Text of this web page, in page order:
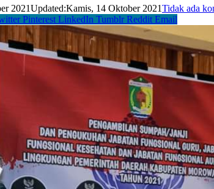
2021Updated:Kamis, 14 Oktober 2021Tidak ada
Pinterest LinkedIn Tumblr Reddit Email